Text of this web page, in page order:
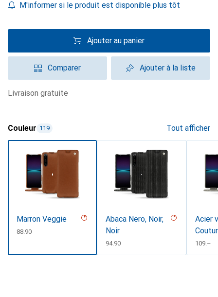
M'informer si le produit est disponible plus tôt
Ajouter au panier
Comparer Ajouter à la liste
livraison gratuite
Couleur 119 Tout afficher
Marron Veggie
CHF
88.90
Abaca Nero, Noir,
Noir
CHF
94.90
Acier
CHF
109.–